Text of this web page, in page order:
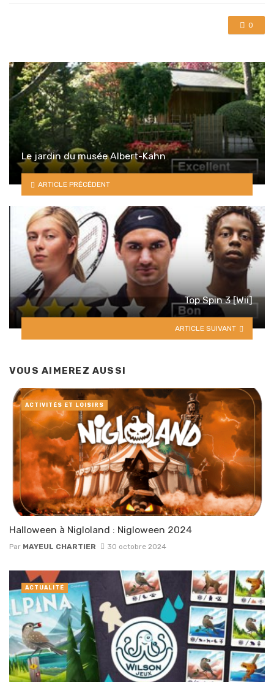
0
Le jardin du musée Albert-Kahn
ARTICLE PRÉCÉDENT
Top Spin 3 [Wii]
ARTICLE SUIVANT
VOUS AIMEREZ AUSSI
Halloween à Nigloland : Nigloween 2024
Par MAYEUL CHARTIER 30 octobre 2024
ACTIVITÉS ET LOISIRS
ACTUALITÉ